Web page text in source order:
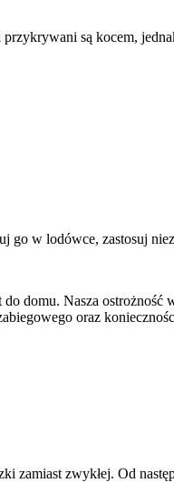
są kocem,
go w lodówce, zastosuj
domu. Nasza
oraz
zwykłej. Od